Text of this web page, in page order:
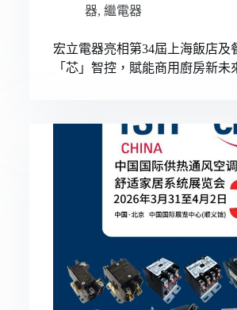
器, 繼電器
宏立電器亮相第34屆上海飯店及
「芯」智控，賦能商用廚房新未